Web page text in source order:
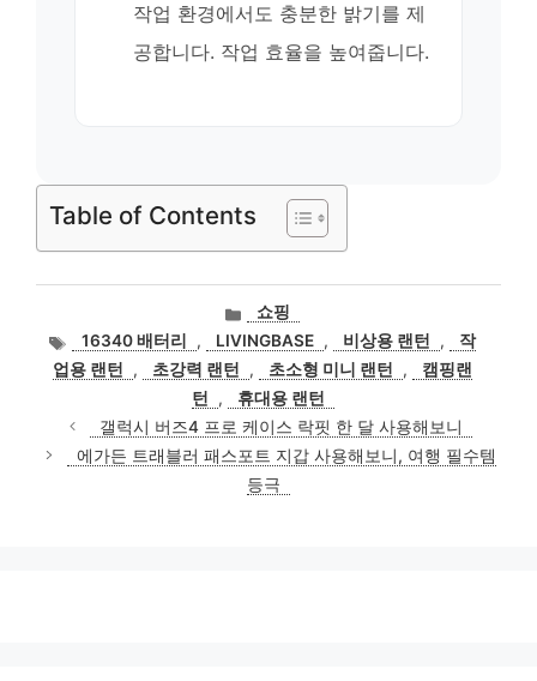
작업 환경에서도 충분한 밝기를 제
공합니다. 작업 효율을 높여줍니다.
Table of Contents
카
테
고
리
쇼핑
태
그
16340 배터리 , LIVINGBASE , 비상용 랜턴 ,
작
업용 랜턴
, 초강력 랜턴 , 초소형 미니 랜턴 ,
캠핑랜
턴
,
휴대용 랜턴
갤럭시 버즈4 프로 케이스 락핏 한 달 사용해보니
에가든 트래블러 패스포트 지갑 사용해보니, 여행 필수템
등극